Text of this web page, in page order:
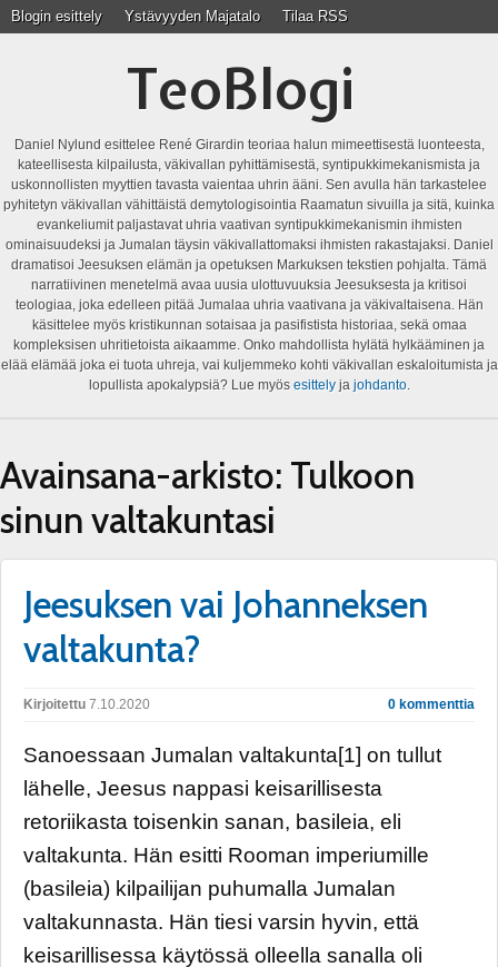
Blogin esittely Ystävyyden Majatalo Tilaa RSS
TeoBlogi
Daniel Nylund esittelee René Girardin teoriaa halun mimeettisestä luonteesta,
kateellisesta kilpailusta, väkivallan pyhittämisestä, syntipukkimekanismista ja
uskonnollisten myyttien tavasta vaientaa uhrin ääni. Sen avulla hän tarkastelee
pyhitetyn väkivallan vähittäistä demytologisointia Raamatun sivuilla ja sitä, kuinka
evankeliumit paljastavat uhria vaativan syntipukkimekanismin ihmisten
ominaisuudeksi ja Jumalan täysin väkivallattomaksi ihmisten rakastajaksi. Daniel
dramatisoi Jeesuksen elämän ja opetuksen Markuksen tekstien pohjalta. Tämä
narratiivinen menetelmä avaa uusia ulottuvuuksia Jeesuksesta ja kritisoi
teologiaa, joka edelleen pitää Jumalaa uhria vaativana ja väkivaltaisena. Hän
käsittelee myös kristikunnan sotaisaa ja pasifistista historiaa, sekä omaa
kompleksisen uhritietoista aikaamme. Onko mahdollista hylätä hylkääminen ja
elää elämää joka ei tuota uhreja, vai kuljemmeko kohti väkivallan eskaloitumista ja
lopullista apokalypsiä? Lue myös esittelyja johdanto.
Avainsana-arkisto: Tulkoon
sinun valtakuntasi
Jeesuksen vai Johanneksen
valtakunta?
Kirjoitettu 7.10.2020 0 kommenttia
Sanoessaan Jumalan valtakunta[1] on tullut
lähelle, Jeesus nappasi keisarillisesta
retoriikasta toisenkin sanan, basileia, eli
valtakunta. Hän esitti Rooman imperiumille
(basileia) kilpailijan puhumalla Jumalan
valtakunnasta. Hän tiesi varsin hyvin, että
keisarillisessa käytössä olleella sanalla oli